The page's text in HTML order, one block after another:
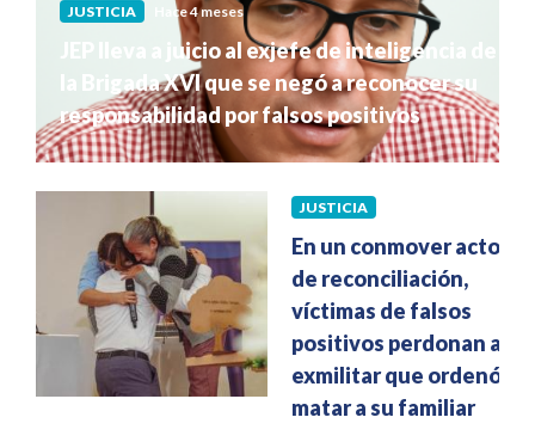
JUSTICIA Hace 4 meses
JEP lleva a juicio al exjefe de inteligencia de
la Brigada XVI que se negó a reconocer su
responsabilidad por falsos positivos
JUSTICIA
En un conmover acto
de reconciliación,
víctimas de falsos
positivos perdonan al
exmilitar que ordenó
matar a su familiar